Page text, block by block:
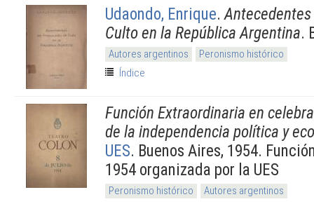
Udaondo, Enrique.
Culto en la República Argentina.
Autores argentinos
Peronismo histórico
Índice
Función Extraordinaria en
de la independencia política y
UES. Buenos Aires, 1954.
1954 organizada por la UES
Peronismo histórico Autores argentinos